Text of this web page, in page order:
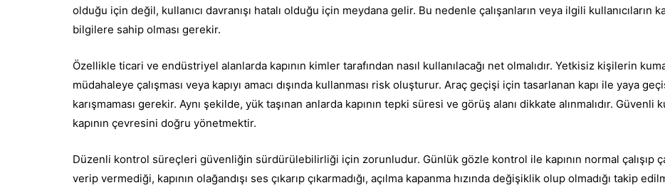
olduğu için değil, kullanıcı davranışı hatalı olduğu için meydana gelir. Bu nedenle çalışanların veya ilgili kullanıcıların
bilgilere sahip olması gerekir.
Özellikle ticari ve endüstriyel alanlarda kapının kimler tarafından nasıl kullanılacağı net olmalıdır. Yetkisiz kişilerin
müdahaleye çalışması veya kapıyı amacı dışında kullanması risk oluşturur. Araç geçişi için tasarlanan kapı ile yaya
karışmaması gerekir. Aynı şekilde, yük taşınan anlarda kapının tepki süresi ve görüş alanı dikkate alınmalıdır. Güvenli
kapının çevresini doğru yönetmektir.
Düzenli kontrol süreçleri güvenliğin sürdürülebilirliği için zorunludur. Günlük gözle kontrol ile kapının normal çalışıp
verip vermediği, kapının olağandışı ses çıkarıp çıkarmadığı, açılma kapanma hızında değişiklik olup olmadığı takip